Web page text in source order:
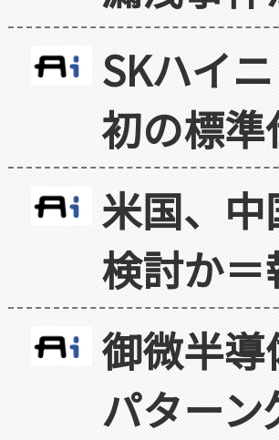
SKハイ
初の標
米国、
検討か＝
御微半
パター